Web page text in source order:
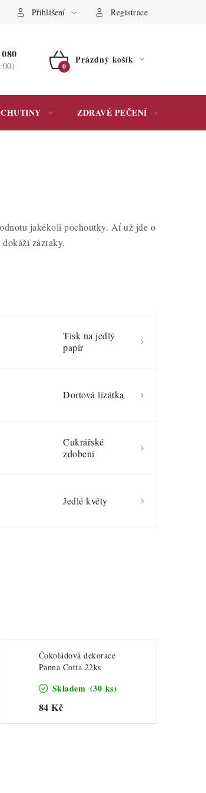
údajů Přihlášení Registrace
NÁKUPNÍ
Prázdný košík
ZDRAVÉ PEČENÍ
jakékoli pochoutky. Ať už jde o
dokáží zázraky.
Tisk na jedlý
papír
Dortová lízátka
Cukrářské
zdobení
Jedlé květy
Čokoládová dekorace
Panna Cotta 22ks
Skladem (30 ks)
84 Kč